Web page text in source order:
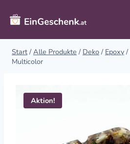
Inhalt
springen
Start / Alle Produkte / Deko / Epoxy /
Multicolor
Aktion!